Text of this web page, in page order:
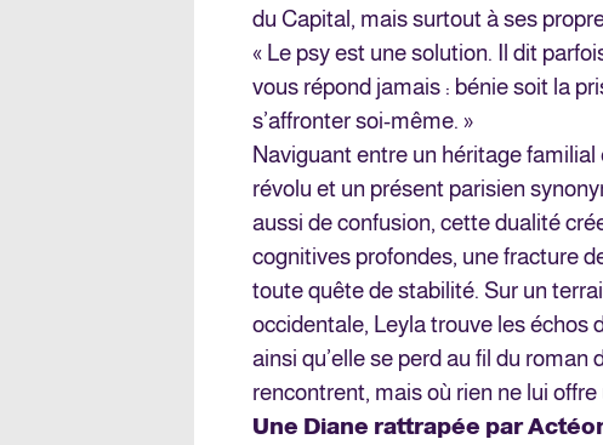
du Capital, mais surtout à ses
« Le psy est une solution. Il dit
vous répond jamais : bénie soit la
s’affronter soi-même. »
Naviguant entre un héritage familial
révolu et un présent parisien
aussi de confusion, cette dualité
cognitives profondes, une fracture
toute quête de stabilité. Sur un
occidentale, Leyla trouve les échos
ainsi qu’elle se perd au fil du
rencontrent, mais où rien ne lui offre
Une Diane rattrapée par